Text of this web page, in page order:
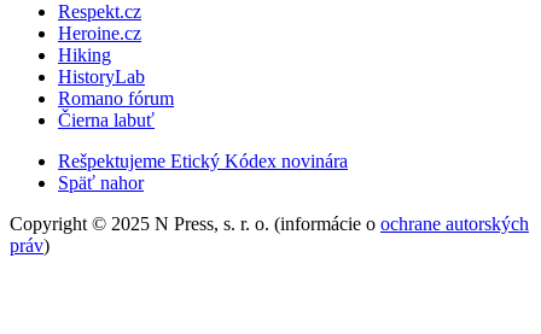
Respekt.cz
Heroine.cz
Hiking
HistoryLab
Romano fórum
Čierna labuť
Rešpektujeme Etický Kódex novinára
Späť nahor
Copyright © 2025 N Press, s. r. o. (informácie o ochrane autorských
práv)